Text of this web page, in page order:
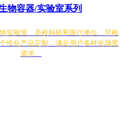
物容器/实验室系列
实验室、高校科研和医疗单位。可根
性化产品定制，满足用户多样化场景
需求。